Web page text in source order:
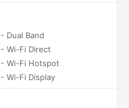
- Dual Band
- Wi-Fi Direct
- Wi-Fi Hotspot
- Wi-Fi Display